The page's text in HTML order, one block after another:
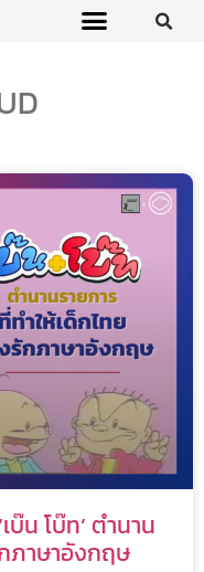
น โบ๊ท’ ตำนาน
ภาษาอังกฤษ